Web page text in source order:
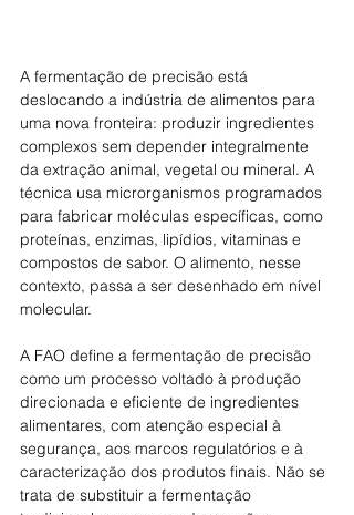
A fermentação de precisão está
deslocando a indústria de alimentos para
uma nova fronteira: produzir ingredientes
complexos sem depender integralmente
da extração animal, vegetal ou mineral. A
técnica usa microrganismos programados
para fabricar moléculas específicas, como
proteínas, enzimas, lipídios, vitaminas e
compostos de sabor. O alimento, nesse
contexto, passa a ser desenhado em nível
molecular.
A FAO define a fermentação de precisão
como um processo voltado à produção
direcionada e eficiente de ingredientes
alimentares, com atenção especial à
segurança, aos marcos regulatórios e à
caracterização dos produtos finais. Não se
trata de substituir a fermentação